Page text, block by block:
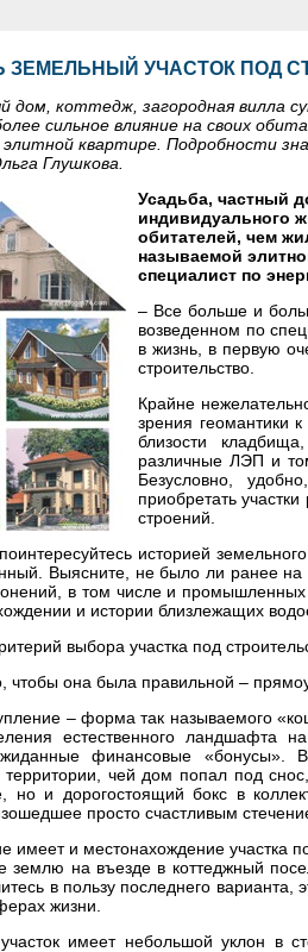
ЗЕМЕЛЬНЫЙ УЧАСТОК ПОД
дом, коттедж, загородная вилла
сильное влияние на своих
квартире. Подробности
Глушкова.
Усадьба, частный
индивидуального
обитателей, чем
называемой
специалист по
– Все больше и
возведенном по
в жизнь, в первую
строительство.
Крайне
зрения геомантики
близости
различные ЛЭП и
Безусловно,
приобретать
строений.
историей
Выясните, не было ли ранее на
в том числе и
и истории близлежащих
выбора участка под
чтобы она была правильной –
– форма так называемого
естественного
финансовые «бонусы».
территории, чей дом попал под
но и дорогостоящий бокс в
просто счастливым
имеет и местонахождение участка
землю на въезде в коттеджный
в пользу последнего
жизни.
имеет небольшой уклон в